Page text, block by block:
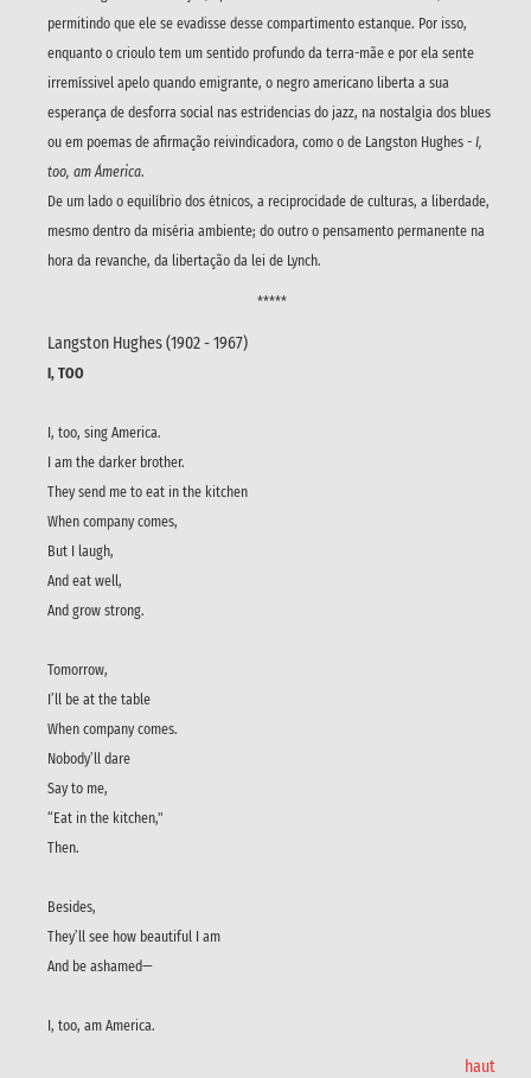
permitindo que ele se evadisse desse compartimento estanque. Por isso,
enquanto o crioulo tem um sentido profundo da terra-mãe e por ela sente
irremíssivel apelo quando emigrante, o negro americano liberta a sua
esperança de desforra social nas estridencias do jazz, na nostalgia dos blues
ou em poemas de afirmação reivindicadora, como o de Langston Hughes - I,
too, am Ámerica.
De um lado o equilíbrio dos étnicos, a reciprocidade de culturas, a liberdade,
mesmo dentro da miséria ambiente; do outro o pensamento permanente na
hora da revanche, da libertação da lei de Lynch.
*****
Langston Hughes (1902 - 1967)
I, TOO
I, too, sing America.
I am the darker brother.
They send me to eat in the kitchen
When company comes,
But I laugh,
And eat well,
And grow strong.
Tomorrow,
I’ll be at the table
When company comes.
Nobody’ll dare
Say to me,
“Eat in the kitchen,"
Then.
Besides,
They’ll see how beautiful I am
And be ashamed—
I, too, am America.
haut